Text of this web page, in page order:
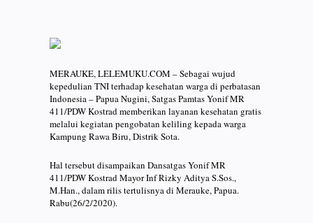
MERAUKE, LELEMUKU.COM – Sebagai wujud
kepedulian TNI terhadap kesehatan warga di perbatasan
Indonesia – Papua Nugini, Satgas Pamtas Yonif MR
411/PDW Kostrad memberikan layanan kesehatan gratis
melalui kegiatan pengobatan keliling kepada warga
Kampung Rawa Biru, Distrik Sota.
Hal tersebut disampaikan Dansatgas Yonif MR
411/PDW Kostrad Mayor Inf Rizky Aditya S.Sos.,
M.Han., dalam rilis tertulisnya di Merauke, Papua.
Rabu(26/2/2020).